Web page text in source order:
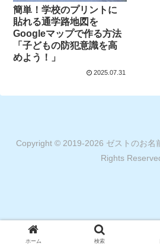
簡単！学校のプリントに
貼れる通学路地図を
Googleマップで作る方法
「子どもの防犯意識を高
めよう！」
2025.07.31
Copyright © 2019-2026 ゼストのお名
Rights
ホーム 検索